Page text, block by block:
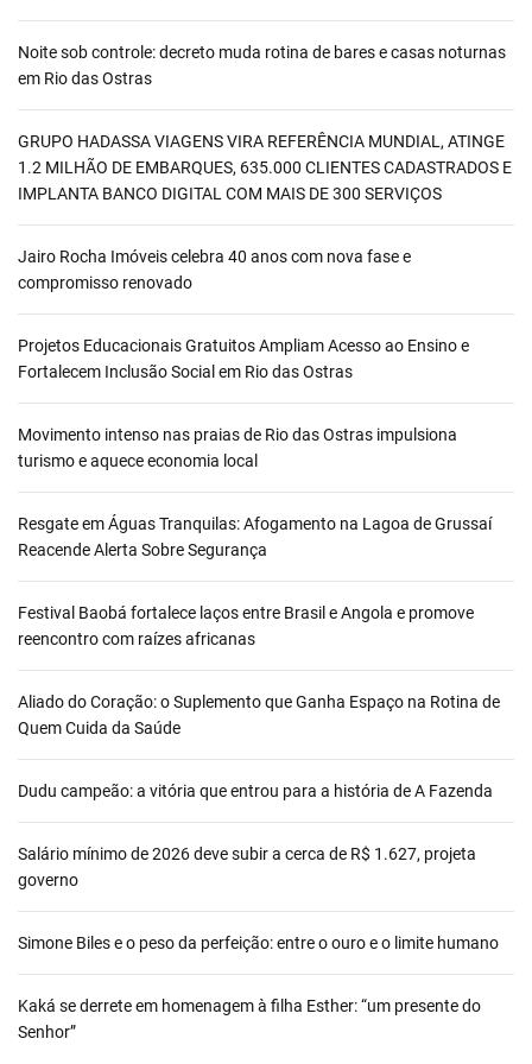
Noite sob controle: decreto muda rotina de bares e casas noturnas
em Rio das Ostras
GRUPO HADASSA VIAGENS VIRA REFERÊNCIA MUNDIAL, ATINGE
1.2 MILHÃO DE EMBARQUES, 635.000 CLIENTES CADASTRADOS E
IMPLANTA BANCO DIGITAL COM MAIS DE 300 SERVIÇOS
Jairo Rocha Imóveis celebra 40 anos com nova fase e
compromisso renovado
Projetos Educacionais Gratuitos Ampliam Acesso ao Ensino e
Fortalecem Inclusão Social em Rio das Ostras
Movimento intenso nas praias de Rio das Ostras impulsiona
turismo e aquece economia local
Resgate em Águas Tranquilas: Afogamento na Lagoa de Grussaí
Reacende Alerta Sobre Segurança
Festival Baobá fortalece laços entre Brasil e Angola e promove
reencontro com raízes africanas
Aliado do Coração: o Suplemento que Ganha Espaço na Rotina de
Quem Cuida da Saúde
Dudu campeão: a vitória que entrou para a história de A Fazenda
Salário mínimo de 2026 deve subir a cerca de R$ 1.627, projeta
governo
Simone Biles e o peso da perfeição: entre o ouro e o limite humano
Kaká se derrete em homenagem à filha Esther: “um presente do
Senhor”